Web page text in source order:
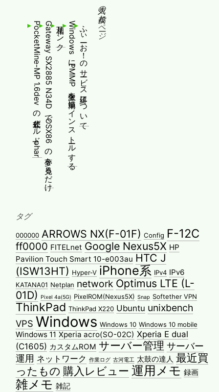
人気の投稿とページ
ふぃーお！のサービス終了について
WindowsにPMMP派生を簡単にインストールする
相互リンク
Gateway SX2885 N34DでOSX86の夢を見るだけ
PocketMine-MP 1.6devの非公式ビルドphar
タグ
000000 ARROWS NX(F-01F) Config F-12C
ff0000 FITELnet Google Nexus5X HP
Pavilion Touch Smart 10-e003au HTC J
(ISW13HT) Hyper-V iPhone系 IPv4 IPv6
KATANA01 Netplan network Optimus LTE (L-
01D)
Pixel 4a(5G) PixelROM(Nexus5X) Snap Softether VPN
ThinkPad ThinkPad X220 Ubuntu unixbench
VPS Windows Windows 10 Windows 10 mobile
Windows 11 Xperia acro(SO-02C) Xperia E dual
(C1605) カスタムROM サーバー管理 サーバー
運用 ネットワーク 作業ログ 古河電工 太鼓の達人 最近買
ったもの 購入レビュー 運用メモ 録画
雑メモ 雑記